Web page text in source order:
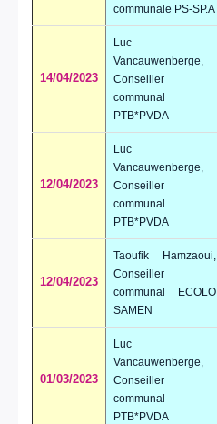
communale PS-SP.A
14/04/2023
Luc
Vancauwenberge,
Conseiller
communal
PTB*PVDA
12/04/2023
Luc
Vancauwenberge,
Conseiller
communal
PTB*PVDA
12/04/2023
Taoufik Hamzaoui,
Conseiller
communal ECOLO
SAMEN
01/03/2023
Luc
Vancauwenberge,
Conseiller
communal
PTB*PVDA